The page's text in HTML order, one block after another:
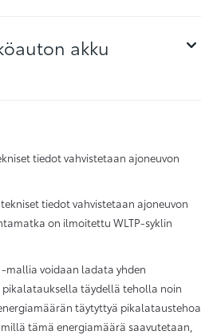
akku
tiedot vahvistetaan ajoneuvon
tiedot vahvistetaan ajoneuvon
on ilmoitettu WLTP-syklin
mallia voidaan ladata yhden
täydellä teholla noin
täytyttyä pikalataustehoa
tämä energiamäärä saavutetaan,